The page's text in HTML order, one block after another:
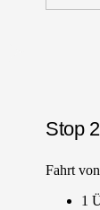
Stop
Fahrt
1